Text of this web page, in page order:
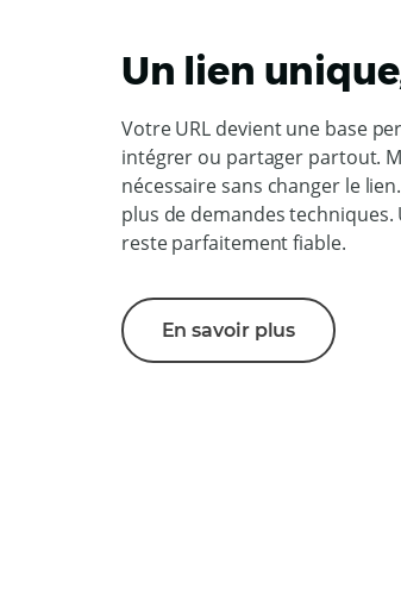
Un lien
Votre URL devient une base
intégrer ou partager partout.
nécessaire sans changer le
plus de demandes techniques.
reste parfaitement fiable.
En savoir plus